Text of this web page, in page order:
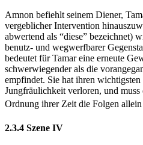
Amnon befiehlt seinem Diener,
vergeblicher Intervention
abwertend als “diese” bezeichnet)
benutz- und wegwerfbarer
bedeutet für Tamar eine erneute
schwerwiegender als die
empfindet. Sie hat ihren
Jungfräulichkeit verloren, und
Ordnung ihrer Zeit die Folgen allein
2.3.4 Szene IV